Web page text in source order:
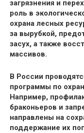
загрязнения и
роль в
охрана лесных
за вырубкой,
засух, а также
массивов.
В России
программы по
Например,
браконьеров и
направлены на
поддержание их